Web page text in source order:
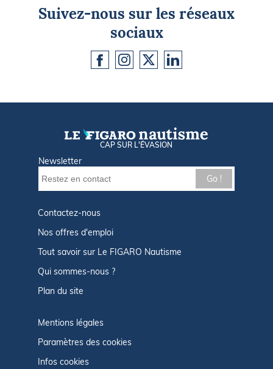
Suivez-nous sur les réseaux
sociaux
CAP SUR L'ÉVASION
Newsletter
Go !
Contactez-nous
Nos offres d'emploi
Tout savoir sur Le FIGARO Nautisme
Qui sommes-nous ?
Plan du site
Mentions légales
Paramètres des cookies
Infos cookies